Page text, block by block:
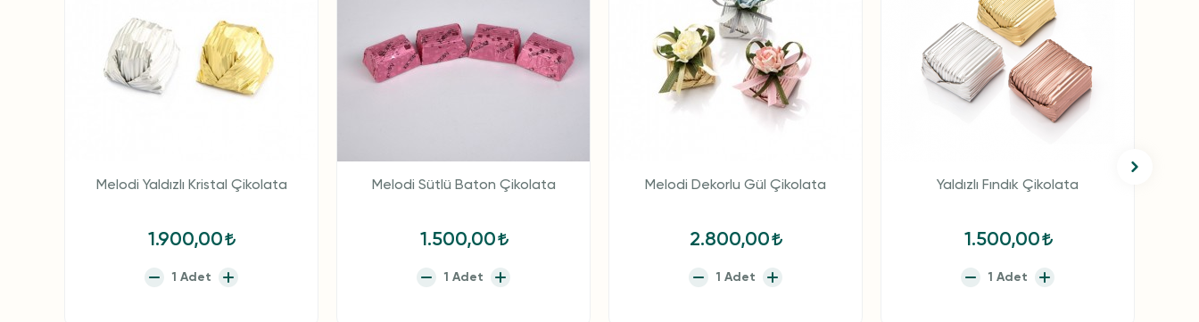
Melodi Yaldızlı Kristal Çikolata
1.900,00
Melodi Sütlü Baton Çikolata
1.500,00
Melodi Dekorlu Gül Çikolata
2.800,00
Yaldızlı Fındık Çikolata
1.500,00